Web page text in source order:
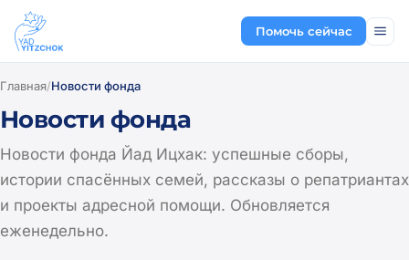
Помочь сейчас
Главная/Новости фонда
Новости фонда
Новости фонда Йад Ицхак: успешные сборы,
истории спасённых семей, рассказы о репатриантах
и проекты адресной помощи. Обновляется
еженедельно.